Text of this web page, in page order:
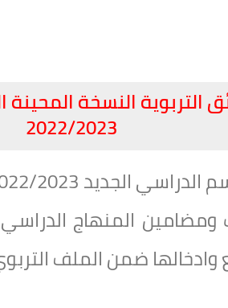
التربوية النسخة
2022/2023
المنهاج الدراسي
ضمن الملف